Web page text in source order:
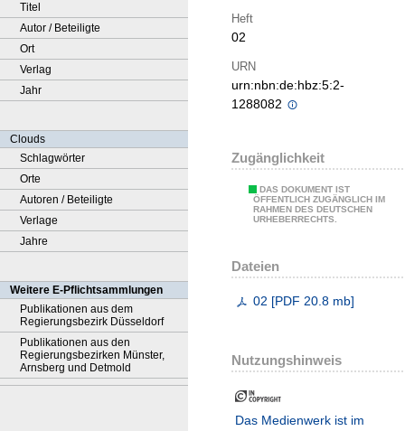
Titel
Autor / Beteiligte
Ort
Verlag
Jahr
Clouds
Schlagwörter
Orte
Autoren / Beteiligte
Verlage
Jahre
Weitere E-Pflichtsammlungen
Publikationen aus dem
Regierungsbezirk Düsseldorf
Publikationen aus den
Regierungsbezirken Münster,
Arnsberg und Detmold
Heft
02
URN
urn:nbn:de:hbz:5:2-
1288082
Zugänglichkeit
DAS DOKUMENT IST
ÖFFENTLICH ZUGÄNGLICH IM
RAHMEN DES DEUTSCHEN
URHEBERRECHTS.
Dateien
02 [PDF 20.8 mb]
Nutzungshinweis
Das Medienwerk ist im